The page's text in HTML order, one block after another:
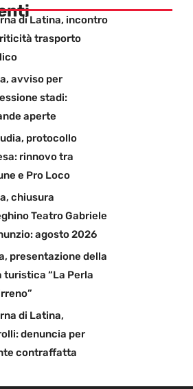
di Latina, incontro
trasporto
avviso per
stadi:
aperte
protocollo
rinnovo tra
e Pro Loco
chiusura
Teatro Gabriele
agosto 2026
presentazione della
turistica “La Perla
di Latina,
denuncia per
contraffatta